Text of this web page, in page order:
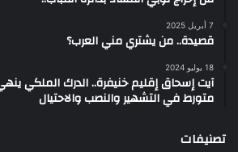
7 أبريل 2025
قصيدة.. من يشتري مني العرب؟
18 يوليو 2024
آيت إسحاق إقليم خنيفرة.. الدرك الملكي
متورط في التشهير والنصب والاحتيال
تصنيفات